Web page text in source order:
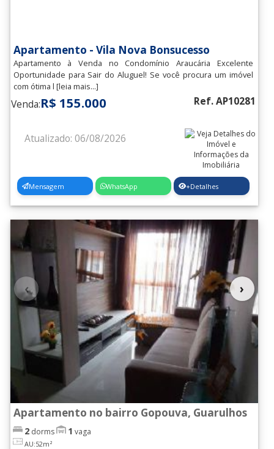
Apartamento - Vila Nova Bonsucesso
Apartamento à Venda no Condomínio Araucária Excelente
Oportunidade para Sair do Aluguel! Se você procura um imóvel
com ótima l [leia mais...]
Venda:R$ 155.000 Ref. AP10281
Atualizado: 06/08/2026
Mensagem WhatsApp +Detalhes
‹ ›
Apartamento no bairro Gopouva, Guarulhos
2 dorms 1 vaga
AU:52m²